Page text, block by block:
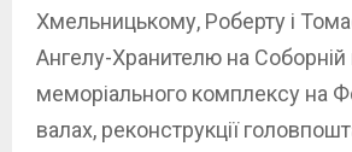
Хмельницькому, Роберту і
Ангелу-Хранителю на Соборній
меморіального комплексу на
валах, реконструкції